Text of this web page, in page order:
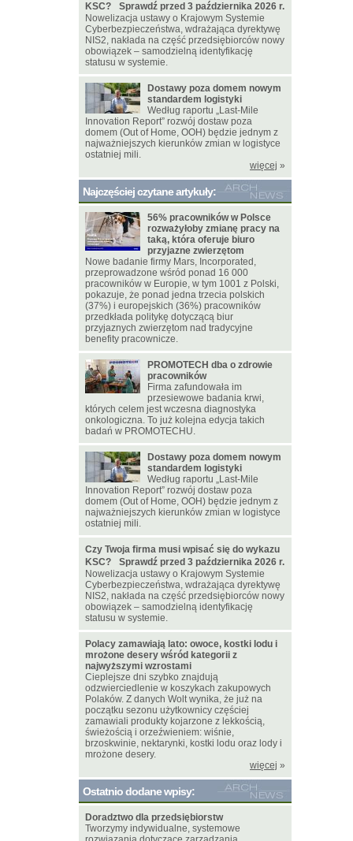
KSC? Sprawdź przed 3 października 2026 r.
Nowelizacja ustawy o Krajowym Systemie
Cyberbezpieczeństwa, wdrażająca dyrektywę
NIS2, nakłada na część przedsiębiorców nowy
obowiązek – samodzielną identyfikację
statusu w systemie.
Dostawy poza domem nowym
standardem logistyki
Według raportu „Last-Mile
Innovation Report” rozwój dostaw poza
domem (Out of Home, OOH) będzie jednym z
najważniejszych kierunków zmian w logistyce
ostatniej mili.
więcej »
Najczęściej czytane artykuły:
56% pracowników w Polsce
rozważyłoby zmianę pracy na
taką, która oferuje biuro
przyjazne zwierzętom
Nowe badanie firmy Mars, Incorporated,
przeprowadzone wśród ponad 16 000
pracowników w Europie, w tym 1001 z Polski,
pokazuje, że ponad jedna trzecia polskich
(37%) i europejskich (36%) pracowników
przedkłada politykę dotyczącą biur
przyjaznych zwierzętom nad tradycyjne
benefity pracownicze.
PROMOTECH dba o zdrowie
pracowników
Firma zafundowała im
przesiewowe badania krwi,
których celem jest wczesna diagnostyka
onkologiczna. To już kolejna edycja takich
badań w PROMOTECHU.
Dostawy poza domem nowym
standardem logistyki
Według raportu „Last-Mile
Innovation Report” rozwój dostaw poza
domem (Out of Home, OOH) będzie jednym z
najważniejszych kierunków zmian w logistyce
ostatniej mili.
Czy Twoja firma musi wpisać się do wykazu
KSC? Sprawdź przed 3 października 2026 r.
Nowelizacja ustawy o Krajowym Systemie
Cyberbezpieczeństwa, wdrażająca dyrektywę
NIS2, nakłada na część przedsiębiorców nowy
obowiązek – samodzielną identyfikację
statusu w systemie.
Polacy zamawiają lato: owoce, kostki lodu i
mrożone desery wśród kategorii z
najwyższymi wzrostami
Cieplejsze dni szybko znajdują
odzwierciedlenie w koszykach zakupowych
Polaków. Z danych Wolt wynika, że już na
początku sezonu użytkownicy częściej
zamawiali produkty kojarzone z lekkością,
świeżością i orzeźwieniem: wiśnie,
brzoskwinie, nektarynki, kostki lodu oraz lody i
mrożone desery.
więcej »
Ostatnio dodane wpisy:
Doradztwo dla przedsiębiorstw
Tworzymy indywidualne, systemowe